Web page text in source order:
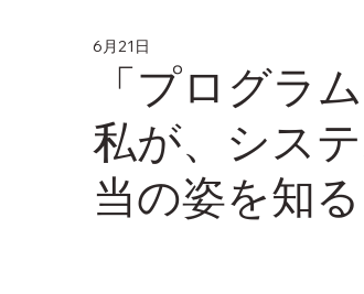
「プログラ
私が、シス
当の姿を知
6月21日